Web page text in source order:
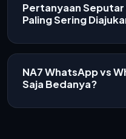
Pertanyaan Seputar
Paling Sering
NA7 WhatsApp vs
Saja Bedanya?